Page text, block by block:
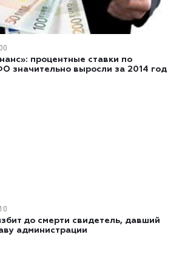
процентные ставки по
значительно выросли за 2014 год
до смерти свидетель, давший
администрации